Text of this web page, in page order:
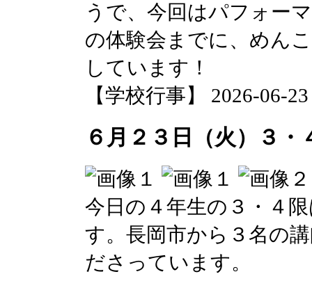
うで、今回はパフォー
の体験会までに、めん
しています！
【学校行事】 2026-06-
６月２３日（火）３
今日の４年生の３・４
す。長岡市から３名の
ださっています。